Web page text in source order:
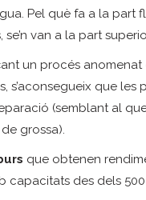
Pel què fa a la part
van a la part
un procés anomenat
s’aconsegueix que les
(semblant al
grossa).
que obtenen
capacitats des dels